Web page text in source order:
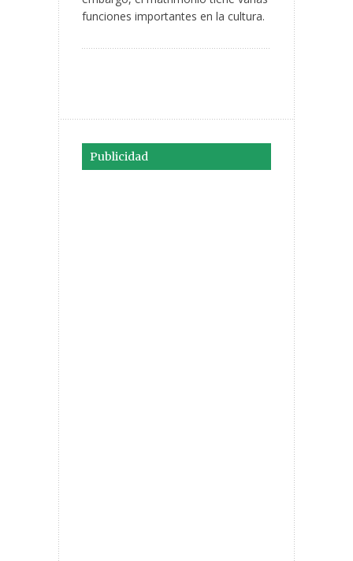
funciones importantes en la cultura.
Publicidad